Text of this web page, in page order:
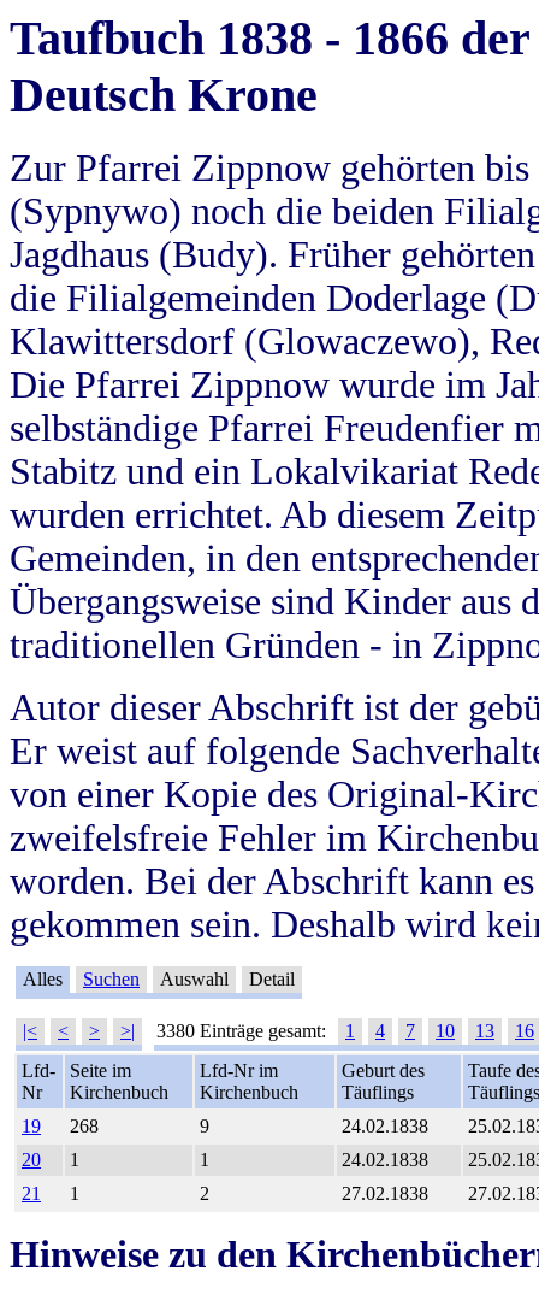
Taufbuch 1838 - 1866
Deutsch Krone
Zur Pfarrei Zippnow gehörten
(Sypnywo) noch die beiden
Jagdhaus (Budy). Früher
die Filialgemeinden Doderlage
Klawittersdorf (Glowaczewo),
Die Pfarrei Zippnow wurde im
selbständige Pfarrei Freudenfier
Stabitz und ein Lokalvikariat
wurden errichtet. Ab diesem
Gemeinden, in den
Übergangsweise sind Kinder aus
traditionellen Gründen - in
Autor dieser Abschrift ist der
Er weist auf folgende
von einer Kopie des Original-
zweifelsfreie Fehler im
worden. Bei der Abschrift kann
gekommen sein. Deshalb wird
Alles Suchen Auswahl Detail
|< < > >| 3380 Einträge gesamt: 1 4 7 10 13
16
Lfd-
Nr
Seite im
Kirchenbuch
Lfd-Nr im
Kirchenbuch
Geburt des
Täuflings
Taufe
Täuflings
19
268 9 24.02.1838
20
1 1 24.02.1838
21
1 2 27.02.1838
Hinweise zu den